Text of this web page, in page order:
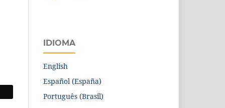
IDIOMA
English
Español (España)
Português (Brasil)